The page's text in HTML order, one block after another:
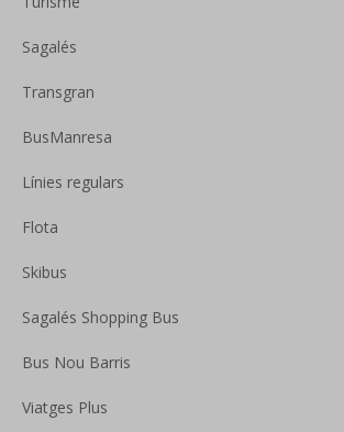
Sagalés
Transgran
BusManresa
Línies regulars
Flota
Skibus
Sagalés Shopping Bus
Bus Nou Barris
Viatges Plus